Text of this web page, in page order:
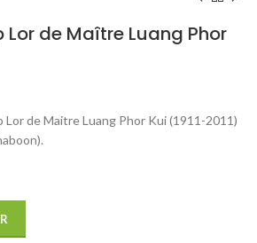
de Maître Luang Phor
de Maitre Luang Phor Kui (1911-2011)